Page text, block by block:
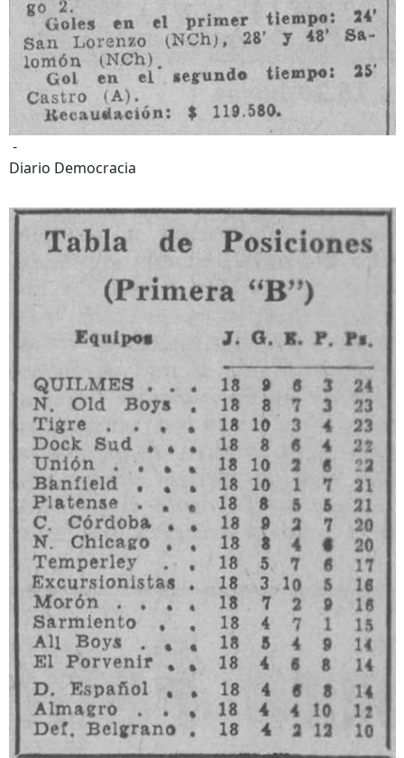
-
Diario Democracia